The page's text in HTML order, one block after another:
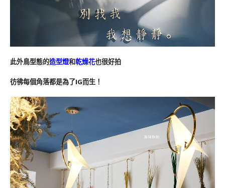
此外鳥型態的造型燈和乾燥花也很好拍
彷彿每個角落都是為了IG而生！